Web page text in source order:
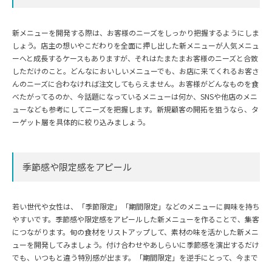
新メニューを開発する際は、お客様のニーズをしっかり把握するようにしま
しょう。店主の想いやこだわりを全面に押し出した新メニューが人気メニュ
ーへと成長するケースもありますが、それはたまたまお客様のニーズと合致
しただけのこと。どんなにおいしいメニューでも、お店に来てくれるお客さ
んのニーズに合わなければ注文してもらえません。お客様がどんなものを食
べたがってるのか、今話題になっているメニューは何か、SNSや他店のメニ
ューなども参考にしてニーズを把握します。新規顧客の開拓を狙うなら、タ
ーゲット層を具体的に絞り込みましょう。
季節感や限定感をアピール
若い世代や女性は、「季節限定」「期間限定」などのメニューに興味を持ち
やすいです。季節感や限定感をアピールした新メニューを作ることで、集客
につながります。旬の食材をリストアップして、素材の味を活かした新メニ
ューを開発してみましょう。付け合わせやあしらいに季節感を演出するだけ
でも、いつもと違う特別感が出ます。「期間限定」を逆手にとって、今まで